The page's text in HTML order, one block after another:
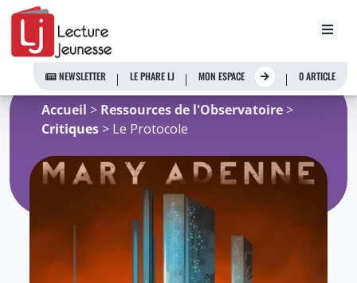
Aller
contenu
NEWSLETTER LE PHARE LJ MON ESPACE 0 ARTICLE
Accueil > Ressources de l'Observatoire >
Critiques > Le Protocole